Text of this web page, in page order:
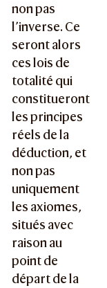
non pas
l’inverse. Ce
seront alors
ces lois de
totalité qui
constitueront
les principes
réels de la
déduction, et
non pas
uniquement
les axiomes,
situés avec
raison au
point de
départ de la